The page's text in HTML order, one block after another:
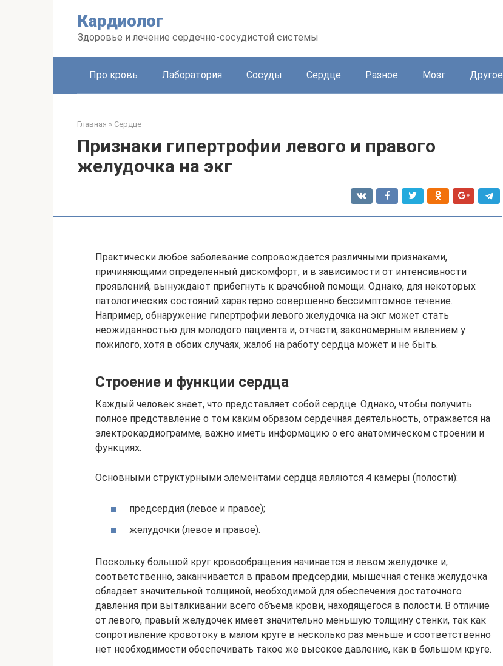
Кардиолог
Здоровье и лечение сердечно-сосудистой системы
Про кровь Лаборатория Сосуды Сердце Разное Мозг Другое
Главная » Сердце
Признаки гипертрофии левого и правого
желудочка на экг
Практически любое заболевание сопровождается различными признаками,
причиняющими определенный дискомфорт, и в зависимости от интенсивности
проявлений, вынуждают прибегнуть к врачебной помощи. Однако, для некоторых
патологических состояний характерно совершенно бессимптомное течение.
Например, обнаружение гипертрофии левого желудочка на экг может стать
неожиданностью для молодого пациента и, отчасти, закономерным явлением у
пожилого, хотя в обоих случаях, жалоб на работу сердца может и не быть.
Строение и функции сердца
Каждый человек знает, что представляет собой сердце. Однако, чтобы получить
полное представление о том каким образом сердечная деятельность, отражается на
электрокардиограмме, важно иметь информацию о его анатомическом строении и
функциях.
Основными структурными элементами сердца являются 4 камеры (полости):
предсердия (левое и правое);
желудочки (левое и правое).
Поскольку большой круг кровообращения начинается в левом желудочке и,
соответственно, заканчивается в правом предсердии, мышечная стенка желудочка
обладает значительной толщиной, необходимой для обеспечения достаточного
давления при выталкивании всего объема крови, находящегося в полости. В отличие
от левого, правый желудочек имеет значительно меньшую толщину стенки, так как
сопротивление кровотоку в малом круге в несколько раз меньше и соответственно
нет необходимости обеспечивать такое же высокое давление, как в большом круге.